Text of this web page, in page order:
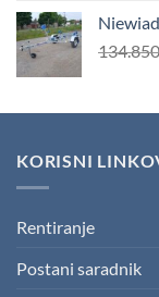
KORISNI
Rentiranje
Postani saradnik